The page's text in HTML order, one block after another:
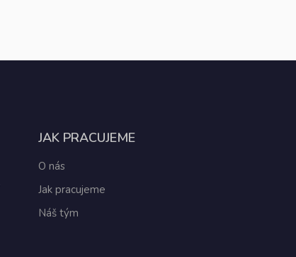
JAK PRACUJEME
O nás
Jak pracujeme
Náš tým